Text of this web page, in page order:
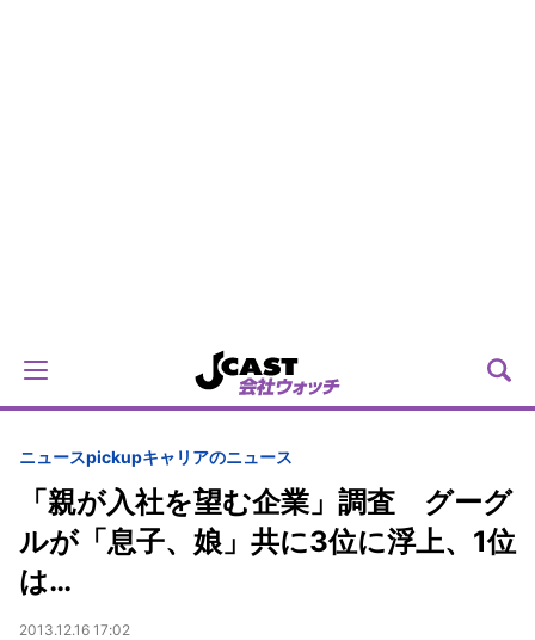
ニュースpickupキャリアのニュース
「親が入社を望む企業」調査 グーグ
ルが「息子、娘」共に3位に浮上、1位
は…
2013.12.16 17:02